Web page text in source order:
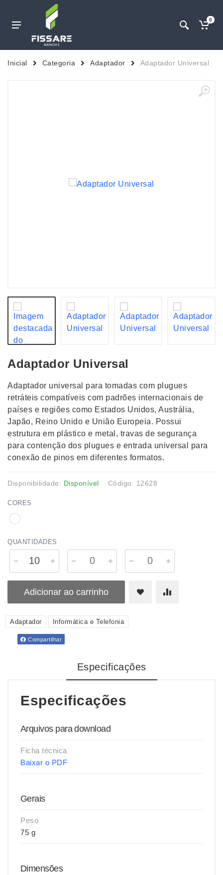
0
Inicial Categoria Adaptador Adaptador Universal
Adaptador Universal
Adaptador universal para tomadas com plugues
retráteis compatíveis com padrões internacionais de
países e regiões como Estados Unidos, Austrália,
Japão, Reino Unido e União Europeia. Possui
estrutura em plástico e metal, travas de segurança
para contenção dos plugues e entrada universal para
conexão de pinos em diferentes formatos.
Disponibilidade: Disponível Código: 12628
CORES
QUANTIDADES
Adicionar ao carrinho
Adaptador Informática e Telefonia
Compartilhar
Especificações
Especificações
Arquivos para download
Ficha técnica
Baixar o PDF
Gerais
Peso
75 g
Dimensões